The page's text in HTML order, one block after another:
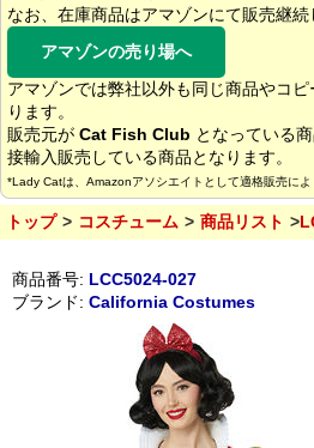
なお、在庫商品はアマゾンにて販売継続
アマゾンの売り場へ
アマゾンでは弊社以外も同じ商品やコ
ります。
販売元が Cat Fish Club となっている
接輸入販売している商品となります。
*Lady Catは、Amazonアソシエイトとして適格販売によ
トップ コスチューム 商品リスト
商品番号: LCC5024-027
ブランド: California Costumes